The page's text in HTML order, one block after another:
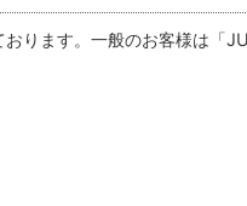
ります。一般のお客様は「